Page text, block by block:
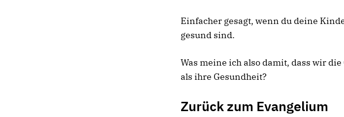
Einfacher gesagt, wenn du deine
gesund sind.
Was meine ich also damit, dass wir
als ihre Gesundheit?
Zurück zum Evangelium